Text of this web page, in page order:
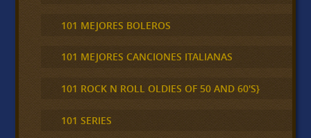
101 MEJORES BOLEROS
101 MEJORES CANCIONES ITALIANAS
101 ROCK N ROLL OLDIES OF 50 AND 60'S}
101 SERIES